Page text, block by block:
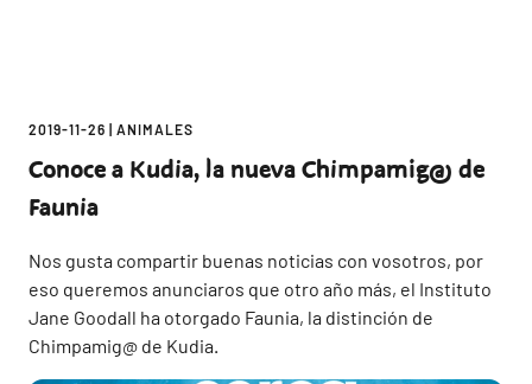
2019-11-26 ANIMALES
Conoce a Kudia, la nueva Chimpamig@ de
Faunia
Nos gusta compartir buenas noticias con vosotros, por
eso queremos anunciaros que otro año más, el Instituto
Jane Goodall ha otorgado Faunia, la distinción de
Chimpamig@ de Kudia.